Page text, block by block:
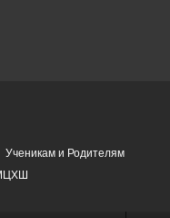
Ученикам и Родителям